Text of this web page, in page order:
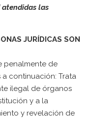
las
JURÍDICAS SON
penalmente de
a continuación: Trata
ilegal de órganos
y a la
y revelación de